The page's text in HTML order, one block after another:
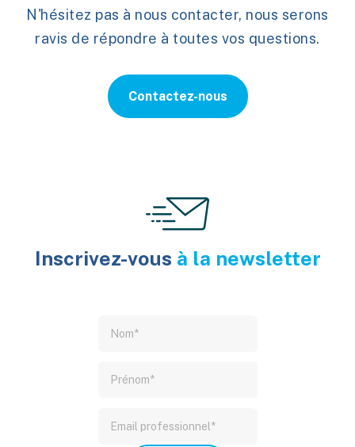
N'hésitez pas à nous contacter, nous serons
ravis de répondre à toutes vos questions.
Contactez-nous
Inscrivez-vous à la newsletter